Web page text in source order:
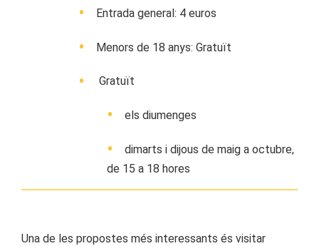
Entrada general: 4 euros
Menors de 18 anys: Gratuït
Gratuït
els diumenges
dimarts i dijous de maig a octubre,
de 15 a 18 hores
Una de les propostes més interessants és visitar